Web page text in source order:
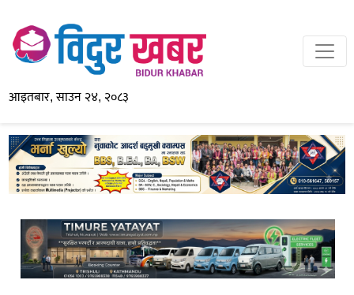
आइतबार, साउन २४, २०८३